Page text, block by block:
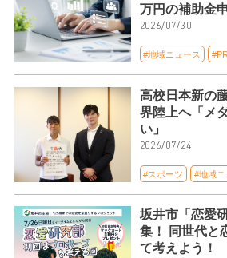
万円の補助金
2026/07/30
#地域ニュース #PR
高校日本新の
界陸上へ「メ
い」
2026/07/24
#スポーツ #地域ニ
坂井市「恋愛
集！ 同世代と
て考えよう！